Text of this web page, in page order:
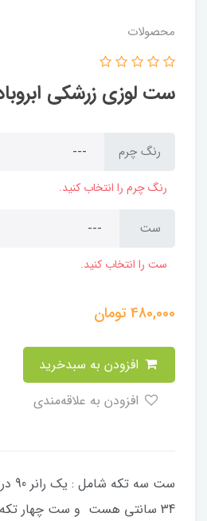
محصولات
ست لوزی زرشکی
رنگ چرم
رنگ چرم را انتخاب کنید.
ست
ست را انتخاب کنید.
480,000تومان
34 سانتی هست و ست چهار